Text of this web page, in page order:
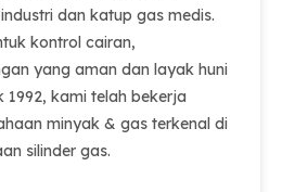
dan katup gas medis.
kontrol cairan,
yang aman dan layak huni
1992, kami telah bekerja
minyak & gas terkenal di
silinder gas.